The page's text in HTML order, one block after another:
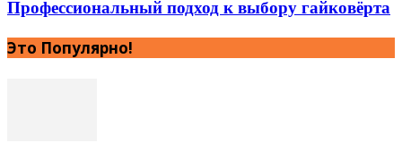
Профессиональный подход к выбору гайковёрта
Это Популярно!